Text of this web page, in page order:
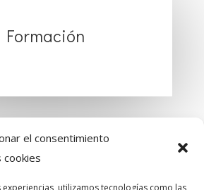
el consentimiento
cookies
utilizamos tecnologías como las
Formación
Contacto